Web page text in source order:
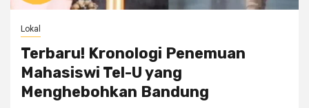
Lokal
Terbaru! Kronologi Penemuan
Mahasiswi Tel-U yang
Menghebohkan Bandung